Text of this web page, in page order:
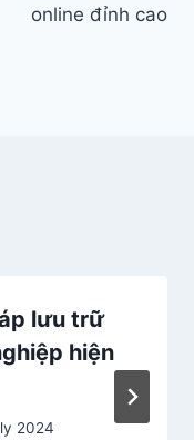
online đỉnh cao
lưu trữ
hiện
2024